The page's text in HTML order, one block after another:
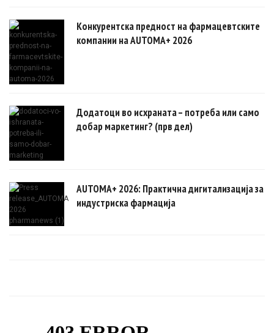
Конкурентска предност на фармацевтските
компании на AUTOMA+ 2026
Додатоци во исхраната – потреба или само
добар маркетинг? (прв дел)
AUTOMA+ 2026: Практична дигитализација за
индустриска фармација